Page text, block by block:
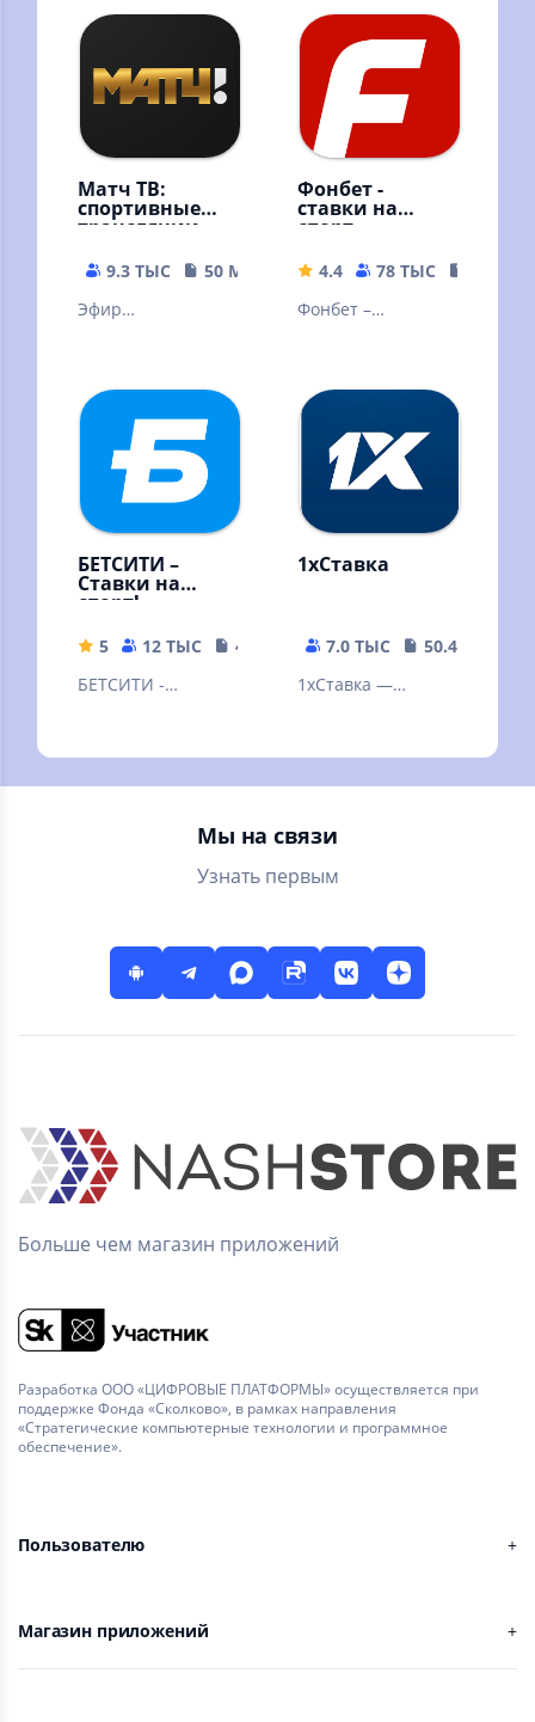
спорт онлайн
Матч ТВ:
спортивные
трансляции
9.3 ТЫС
50 MB
Эфир
бесплатно,
телепрограмма,
новости,
результаты матчей
Фонбет -
ставки на
спорт
4.4 78 ТЫС
Фонбет –
букмекер дарит
бонус 3000р всем
новым клиентам!
БЕТСИТИ –
Ставки на
спорт!
5 12 ТЫС
49.73 MB
БЕТСИТИ -
1xСтавка
7.0 ТЫС
50.48 MB
1xСтавка —
приложение на
территории РФ.
Мы на связи
Узнать первым
Больше чем магазин приложений
Разработка ООО «ЦИФРОВЫЕ ПЛАТФОРМЫ» осуществляется при
поддержке Фонда «Сколково», в рамках направления
«Стратегические компьютерные технологии и программное
обеспечение».
Пользователю
Магазин приложений